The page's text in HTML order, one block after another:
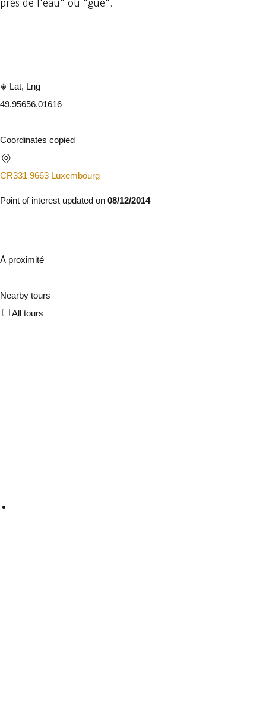
près de l'eau" ou "gué".
Lat, Lng
49.95656.01616
Coordinates copied
CR331 9663 Luxembourg
Point of interest updated on 08/12/2014
À proximité
Nearby tours
All tours